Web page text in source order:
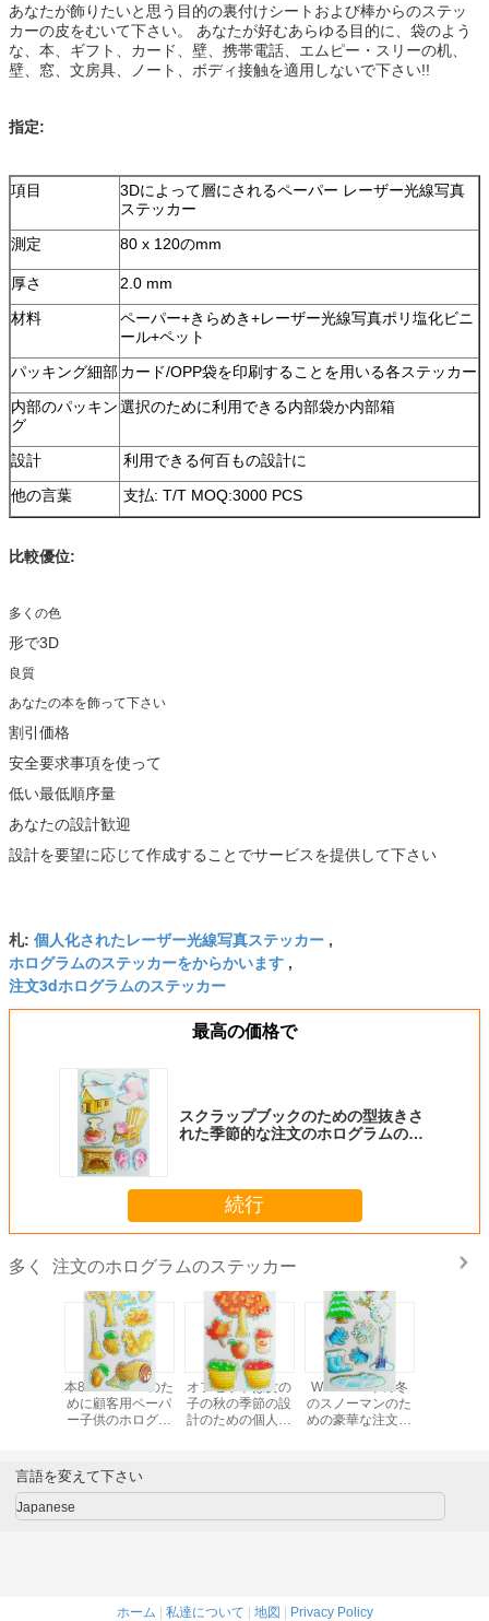
あなたが飾りたいと思う目的の裏付けシートおよび棒からのステッ
カーの皮をむいて下さい。 あなたが好むあらゆる目的に、袋のよう
な、本、ギフト、カード、壁、携帯電話、エムピー・スリーの机、
壁、窓、文房具、ノート、ボディ接触を適用しないで下さい!!
指定:
項目
3Dによって層にされるペーパー レーザー光線写真
ステッカー
測定
80 x 120のmm
厚さ
2.0 mm
材料
ペーパー+きらめき+レーザー光線写真ポリ塩化ビニ
ール+ペット
パッキング細部カード/OPP袋を印刷することを用いる各ステッカー
内部のパッキン
グ
選択のために利用できる内部袋か内部箱
設計
利用できる何百もの設計に
他の言葉
支払: T/T MOQ:3000 PCS
比較優位:
多くの色
形で3D
良質
あなたの本を飾って下さい
割引価格
安全要求事項を使って
低い最低順序量
あなたの設計歓迎
設計を要望に応じて作成することでサービスを提供して下さい
札: 個人化されたレーザー光線写真ステッカー ,
ホログラムのステッカーをからかいます ,
注文3dホログラムのステッカー
最高の価格で
スクラップブックのための型抜きさ
れた季節的な注文のホログラムのス
続行
多く 注文のホログラムのステッカー
を印刷
た
本80x120 Mmのた
めに顧客用ペーパ
ー子供のホログラ
オフセットは女の
子の秋の季節の設
計のための個人化
Windows/車の冬
のスノーマンのた
めの豪華な注文の
言語を変えて下さい
Japanese
ホーム | 私達について | 地図 | Privacy Policy